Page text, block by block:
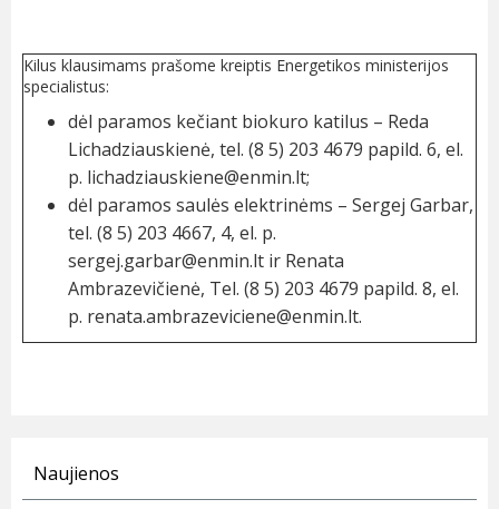
Kilus klausimams prašome kreiptis Energetikos ministerijos
specialistus:
dėl paramos kečiant biokuro katilus – Reda
Lichadziauskienė, tel. (8 5) 203 4679 papild. 6, el.
p. lichadziauskiene@enmin.lt;
dėl paramos saulės elektrinėms – Sergej Garbar,
tel. (8 5) 203 4667, 4, el. p.
sergej.garbar@enmin.lt ir Renata
Ambrazevičienė, Tel. (8 5) 203 4679 papild. 8, el.
p. renata.ambrazeviciene@enmin.lt.
Naujienos